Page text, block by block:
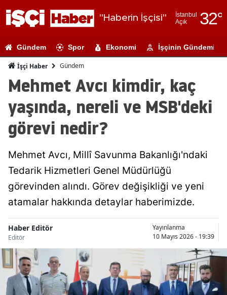
"Haberin İşçisi"
İstanbul
Açık
32°
Adıyaman
Ağrı
Amasya
Antalya
Aydın
Balıkesir
Bilecik
Bingöl
Bitlis
Gündem Spor Ekonomi İşçinin Gündemi
İşçi Haber Gündem
Mehmet Avcı kimdir, kaç
yaşında, nereli ve MSB'deki
görevi nedir?
Mehmet Avcı, Millî Savunma Bakanlığı'ndaki
Tedarik Hizmetleri Genel Müdürlüğü
görevinden alındı. Görev değişikliği ve yeni
atamalar hakkında detaylar haberimizde.
Haber Editör
Editör
Yayınlanma
10 Mayıs 2026 - 19:39